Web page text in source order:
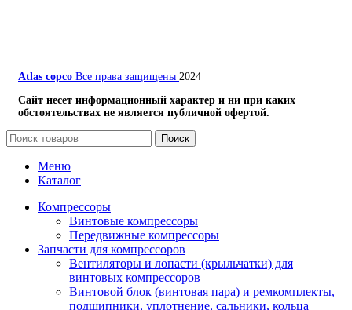
Atlas copco Все права защищены 2024
Сайт несет информационный характер и ни при каких
обстоятельствах не является публичной офертой.
Поиск
Меню
Каталог
Компрессоры
Винтовые компрессоры
Передвижные компрессоры
Запчасти для компрессоров
Вентиляторы и лопасти (крыльчатки) для
винтовых компрессоров
Винтовой блок (винтовая пара) и ремкомплекты,
подшипники, уплотнение, сальники, кольца